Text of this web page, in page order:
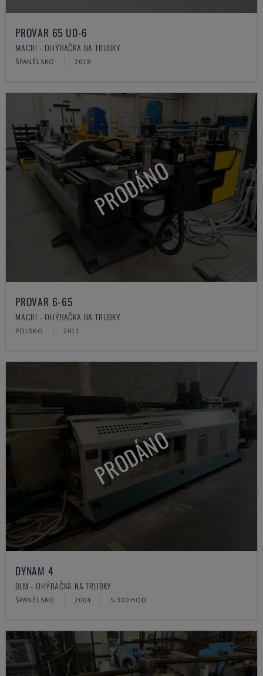
PROVAR 65 UD-6
MACRI - OHÝBAČKA NA TRUBKY
ŠPANĚLSKO 2018
PRODÁNO
PROVAR 6-65
MACRI - OHÝBAČKA NA TRUBKY
POLSKO 2011
PRODÁNO
DYNAM 4
BLM - OHÝBAČKA NA TRUBKY
ŠPANĚLSKO 2004 5.300 HOD